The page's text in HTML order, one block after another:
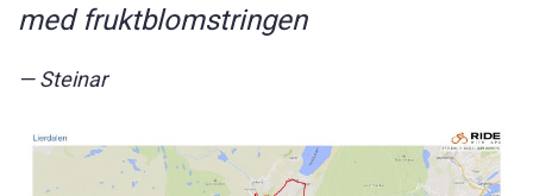
med fruktblomstringen
Steinar